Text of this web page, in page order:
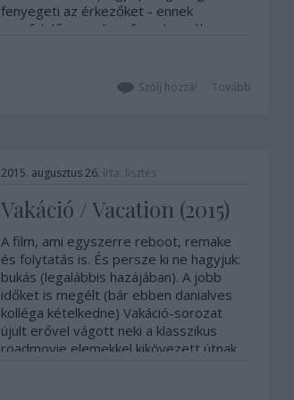
fenyegeti az érkezőket - ennek
megfelelően pedig a forgalmazók
Tovább
Szólj hozzá!
2015. augusztus 26. írta: lisztes
Vakáció / Vacation (2015)
A film, ami egyszerre reboot, remake
és folytatás is. És persze ki ne hagyjuk:
bukás (legalábbis hazájában). A jobb
időket is megélt (bár ebben danialves
kolléga kételkedne) Vakáció-sorozat
újult erővel vágott neki a klasszikus
roadmovie elemekkel kikövezett útnak,